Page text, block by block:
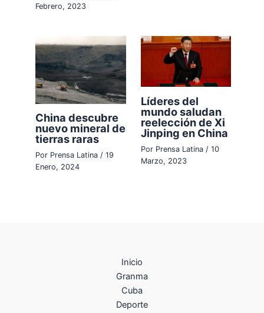
Febrero, 2023
China descubre
nuevo mineral de
tierras raras
Por Prensa Latina/19
Enero, 2024
Líderes del
mundo saludan
reelección de Xi
Jinping en China
Por Prensa Latina / 10
Marzo, 2023
Inicio
Granma
Cuba
Deporte